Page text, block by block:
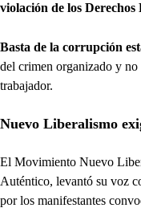
violación de los Derechos
Basta de la corrupción
del crimen organizado y
trabajador.
Nuevo Liberalismo
El Movimiento Nuevo
Auténtico, levantó su voz
por los manifestantes